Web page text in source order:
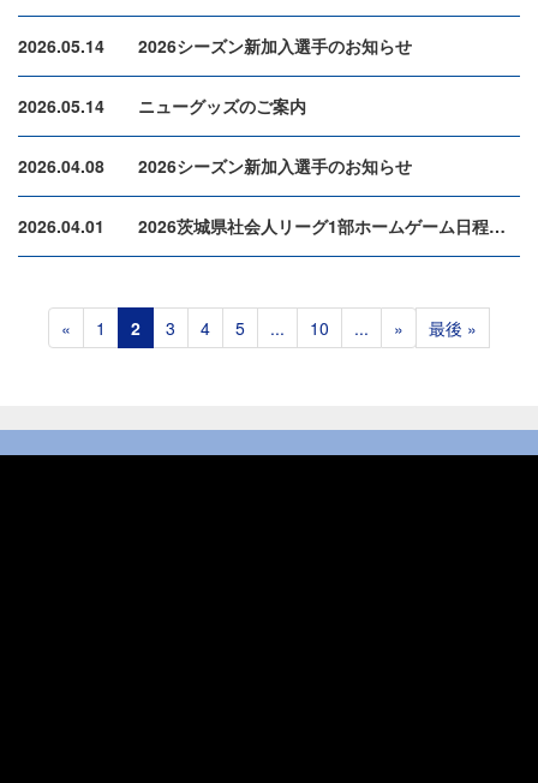
2026.05.14 2026シーズン新加入選手のお知らせ
2026.05.14 ニューグッズのご案内
2026.04.08 2026シーズン新加入選手のお知らせ
2026.04.01 2026茨城県社会人リーグ1部ホームゲーム日程のお知らせ
« 1 2 3 4 5 ... 10 ... » 最後 »